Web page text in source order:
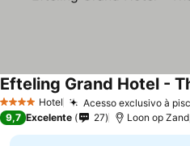
4 EstrelasHotel Acesso exclusivo à
9,7 Excelente 27 Loon op